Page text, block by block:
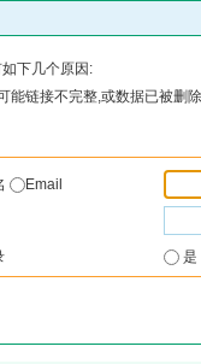
下几个原因:
能链接不完整,或数据已被删
Email